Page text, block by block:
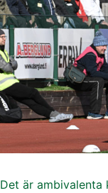
Det är ambivalenta